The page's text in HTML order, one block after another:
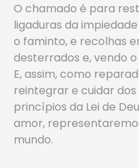
O chamado é para
ligaduras da
o faminto, e recolhas
desterrados e, vendo
E, assim, como
reintegrar e cuidar
princípios da Lei de
amor,
mundo.